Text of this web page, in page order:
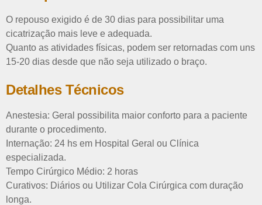
O repouso exigido é de 30 dias para possibilitar uma
cicatrização mais leve e adequada.
Quanto as atividades físicas, podem ser retornadas com uns
15-20 dias desde que não seja utilizado o braço.
Detalhes Técnicos
Anestesia: Geral possibilita maior conforto para a paciente
durante o procedimento.
Internação: 24 hs em Hospital Geral ou Clínica
especializada.
Tempo Cirúrgico Médio: 2 horas
Curativos: Diários ou Utilizar Cola Cirúrgica com duração
longa.